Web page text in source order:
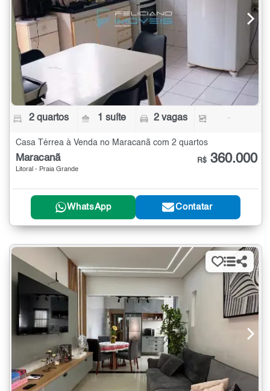
2 quartos 1 suíte 2 vagas -
Casa Térrea à Venda no Maracanã com 2 quartos
Maracanã
Litoral - Praia Grande
R$ 360.000
WhatsApp Contatar